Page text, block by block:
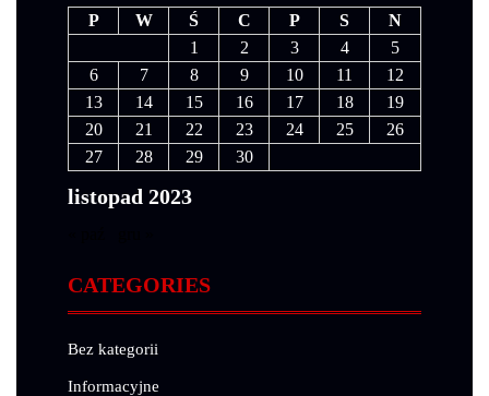
listopad 2023
P W Ś C P S
N
1
2 3 4
5
6
7 8 9 10 11
12
13
14 15 16 17 18
19
20
21 22 23 24 25
26
27
28 29 30
CATEGORIES
Bez kategorii
Informacyjne